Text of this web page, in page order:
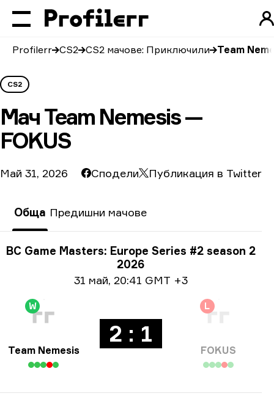
Profilerr CS2 CS2 мачове: Приключили Team
CS2
МачTeam Nemesis —
FOKUS
Май 31, 2026 Сподели Публикация в Twitter
Обща Предишни мачове
Информация за турнира
BC Game Masters: Europe Series #2 season 2
2026
Информация за дата
31 май, 20:41 GMT +3
W
Team Nemesis
2 : 1
L
FOKUS